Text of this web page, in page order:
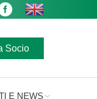
Socio
E NEWS